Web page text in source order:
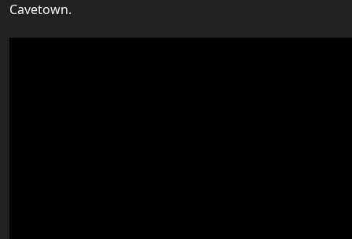
Cavetown.